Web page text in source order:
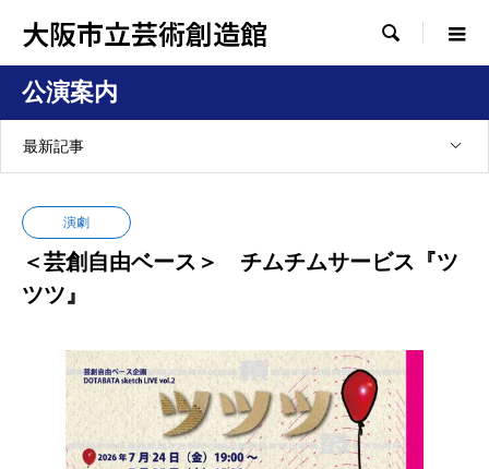
大阪市立芸術創造館 
公演案内
最新記事
演劇
＜芸創自由ベース＞ チムチムサービス『ツ
ツツ』